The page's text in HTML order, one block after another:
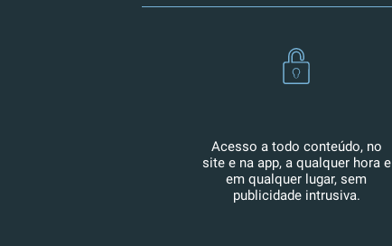
Acesso a todo conteúdo, no
site e na app, a qualquer hora e
em qualquer lugar, sem
publicidade intrusiva.